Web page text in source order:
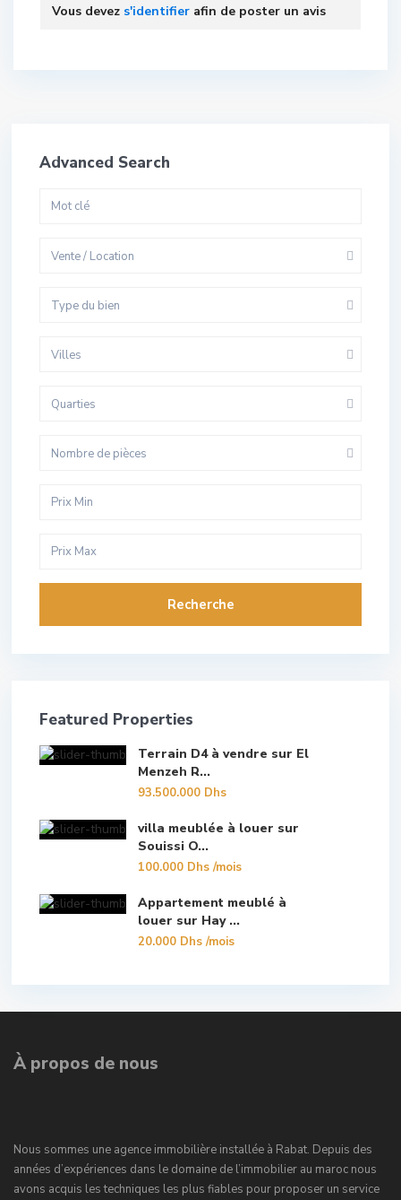
Vous devez s'identifier afin de poster un avis
Advanced Search
Vente / Location
Type du bien
Villes
Quarties
Nombre de pièces
Recherche
Featured Properties
Terrain D4 à vendre sur El
Menzeh R...
93.500.000 Dhs
villa meublée à louer sur
Souissi O...
100.000 Dhs/mois
Appartement meublé à
louer sur Hay ...
20.000 Dhs/mois
À propos de nous
Nous sommes une agence immobilière installée à Rabat. Depuis des
années d’expériences dans le domaine de l’immobilier au maroc nous
avons acquis les techniques les plus fiables pour proposer un service